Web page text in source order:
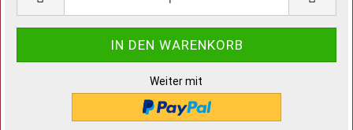
Weiter mit